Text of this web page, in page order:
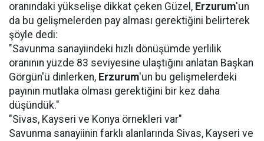
oranındaki yükselişe dikkat çeken Güzel, Erzurum'un
da bu gelişmelerden pay alması gerektiğini belirterek
şöyle dedi:
"Savunma sanayiindeki hızlı dönüşümde yerlilik
oranının yüzde 83 seviyesine ulaştığını anlatan Başkan
Görgün'ü dinlerken, Erzurum'un bu gelişmelerdeki
payının mutlaka olması gerektiğini bir kez daha
düşündük."
"Sivas, Kayseri ve Konya örnekleri var"
Savunma sanayiinin farklı alanlarında Sivas, Kayseri ve